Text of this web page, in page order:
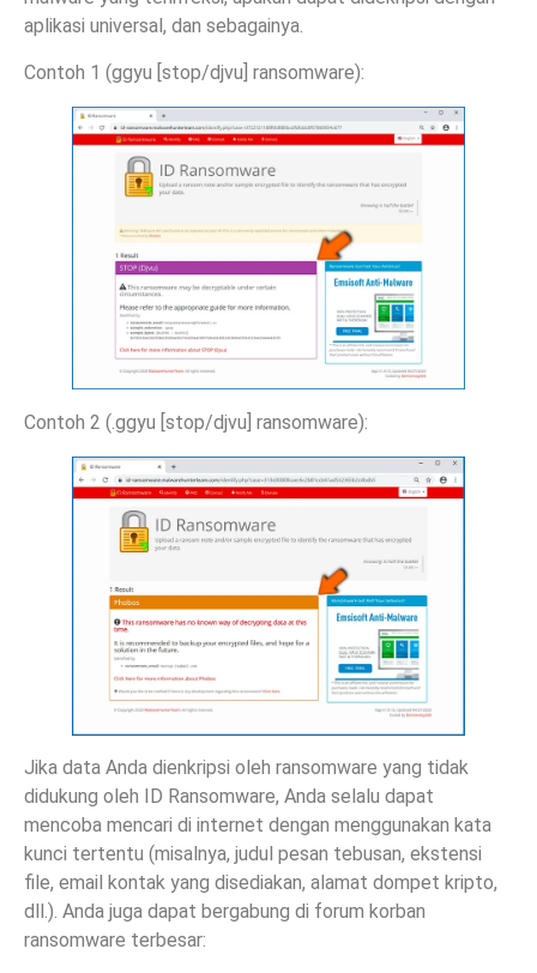
aplikasi universal, dan sebagainya.
Contoh 1 (ggyu [stop/djvu] ransomware):
Contoh 2 (.ggyu [stop/djvu] ransomware):
Jika data Anda dienkripsi oleh ransomware yang tidak
didukung oleh ID Ransomware, Anda selalu dapat
mencoba mencari di internet dengan menggunakan kata
kunci tertentu (misalnya, judul pesan tebusan, ekstensi
file, email kontak yang disediakan, alamat dompet kripto,
dll.). Anda juga dapat bergabung di forum korban
ransomware terbesar: